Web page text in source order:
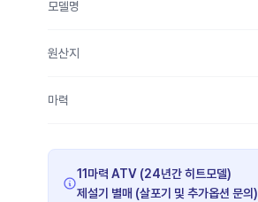
모델명
원산지
마력
11마력 ATV (24년간 히트모델)
제설기 별매 (살포기 및 추가옵션 문의)